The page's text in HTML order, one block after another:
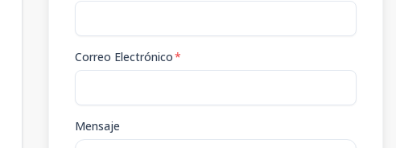
Correo Electrónico*
Mensaje